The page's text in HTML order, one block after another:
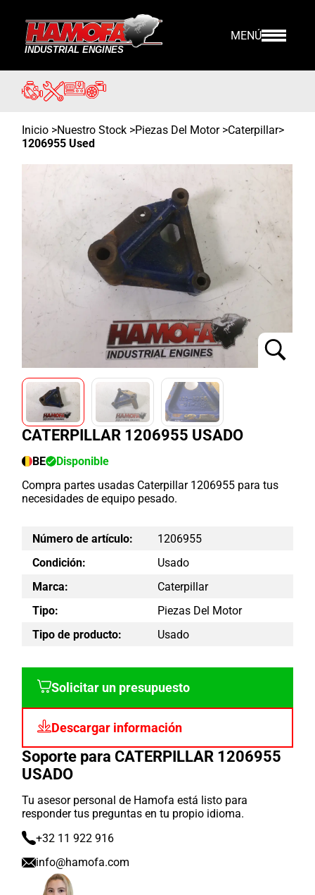
MENÚ
Inicio >Nuestro Stock >Piezas Del Motor >Caterpillar>
1206955 Used
CATERPILLAR 1206955 USADO
BE
Disponible
Compra partes usadas Caterpillar 1206955 para tus
necesidades de equipo pesado.
Número de artículo:
1206955
Condición:
Usado
Marca:
Caterpillar
Tipo:
Piezas Del Motor
Tipo de producto:
Usado
Solicitar un presupuesto
Descargar información
Soporte para CATERPILLAR 1206955
USADO
Tu asesor personal de Hamofa está listo para
responder tus preguntas en tu propio idioma.
+32 11 922 916
info@hamofa.com